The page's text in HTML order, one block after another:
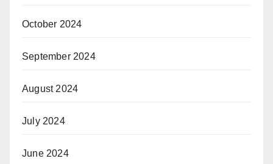
October 2024
September 2024
August 2024
July 2024
June 2024